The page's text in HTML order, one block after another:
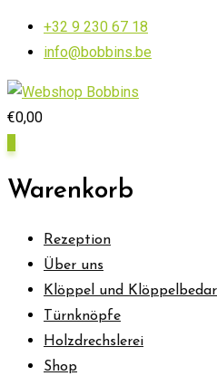
Skip
content
+32 9 230 67 18
info@bobbins.be
€0,00
Warenkorb
Rezeption
Über uns
Klöppel und
Türnknöpfe
Holzdrechslerei
Shop